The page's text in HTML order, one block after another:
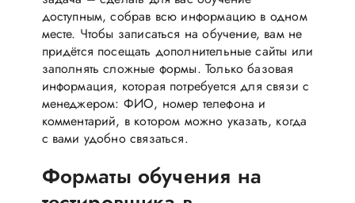
доступным, собрав всю информацию в одном
месте. Чтобы записаться на обучение, вам не
придётся посещать дополнительные сайты или
заполнять сложные формы. Только базовая
информация, которая потребуется для связи с
менеджером: ФИО, номер телефона и
комментарий, в котором можно указать, когда
с вами удобно связаться.
Форматы обучения на